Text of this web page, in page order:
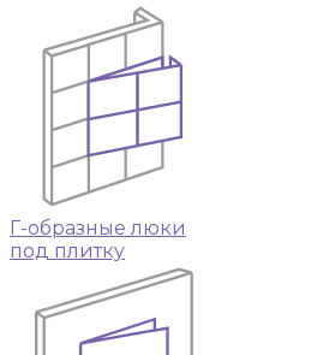
Г-образные люки
под плитку